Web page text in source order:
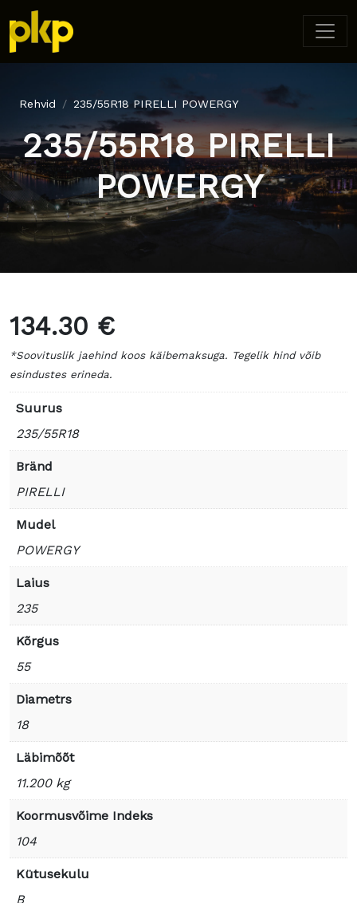
Rehvid 235/55R18 PIRELLI POWERGY
235/55R18 PIRELLI
POWERGY
134.30 €
*Soovituslik jaehind koos käibemaksuga. Tegelik hind võib
esindustes erineda.
Suurus
235/55R18
Bränd
PIRELLI
Mudel
POWERGY
Laius
235
Kõrgus
55
Diametrs
18
Läbimõõt
11.200 kg
Koormusvõime Indeks
104
Kütusekulu
B